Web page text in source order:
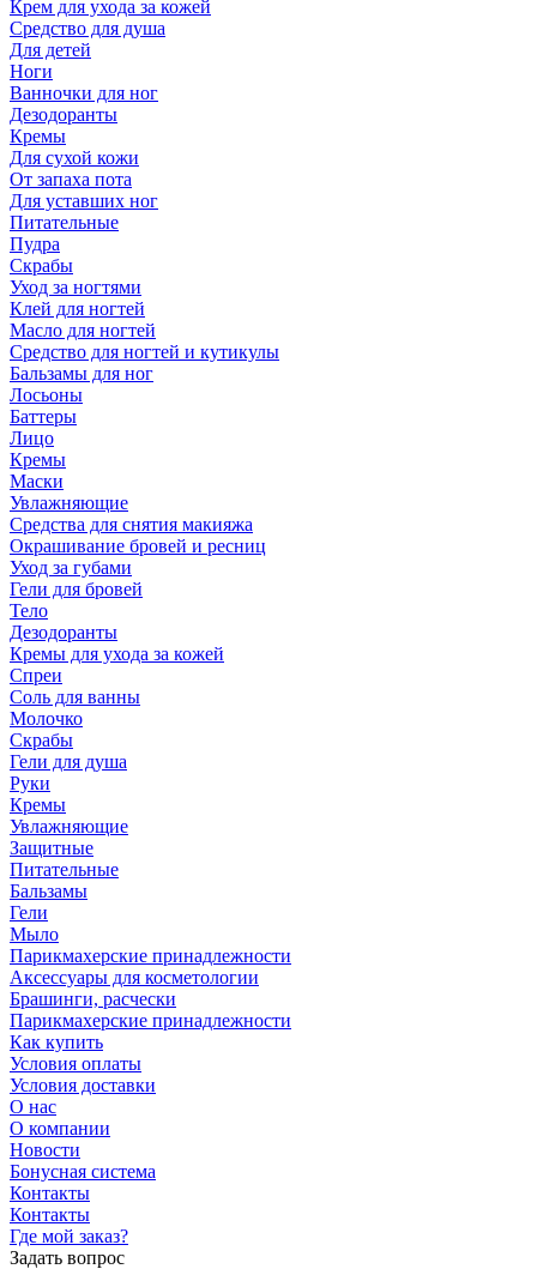
Крем для ухода за кожей
Средство для душа
Для детей
Ноги
Ванночки для ног
Дезодоранты
Кремы
Для сухой кожи
От запаха пота
Для уставших ног
Питательные
Пудра
Скрабы
Уход за ногтями
Клей для ногтей
Масло для ногтей
Средство для ногтей и кутикулы
Бальзамы для ног
Лосьоны
Баттеры
Лицо
Кремы
Маски
Увлажняющие
Средства для снятия макияжа
Окрашивание бровей и ресниц
Уход за губами
Гели для бровей
Тело
Дезодоранты
Кремы для ухода за кожей
Спреи
Соль для ванны
Молочко
Скрабы
Гели для душа
Руки
Кремы
Увлажняющие
Защитные
Питательные
Бальзамы
Гели
Мыло
Парикмахерские принадлежности
Аксессуары для косметологии
Брашинги, расчески
Парикмахерские принадлежности
Как купить
Условия оплаты
Условия доставки
О нас
О компании
Новости
Бонусная система
Контакты
Контакты
Где мой заказ?
Задать вопрос